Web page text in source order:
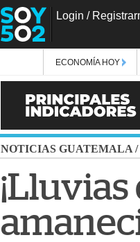
Login /
ECONOMÍA HOY
NOTICIAS GUATEMALA /